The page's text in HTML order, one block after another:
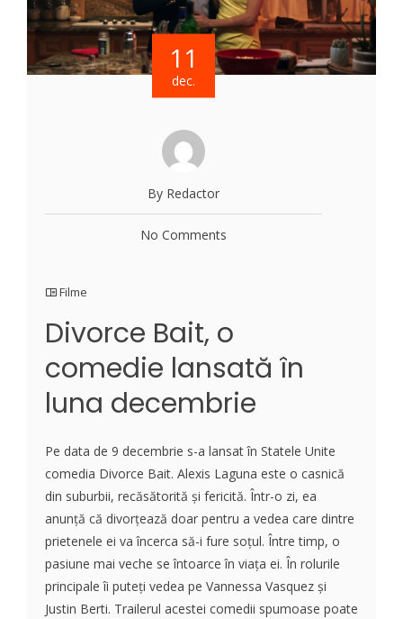
11
dec.
By Redactor
No Comments
Filme
Divorce Bait, o
comedie lansată în
luna decembrie
Pe data de 9 decembrie s-a lansat în Statele Unite
comedia Divorce Bait. Alexis Laguna este o casnică
din suburbii, recăsătorită și fericită. Într-o zi, ea
anunță că divorțează doar pentru a vedea care dintre
prietenele ei va încerca să-i fure soțul. Între timp, o
pasiune mai veche se întoarce în viața ei. În rolurile
principale îi puteți vedea pe Vannessa Vasquez și
Justin Berti. Trailerul acestei comedii spumoase poate